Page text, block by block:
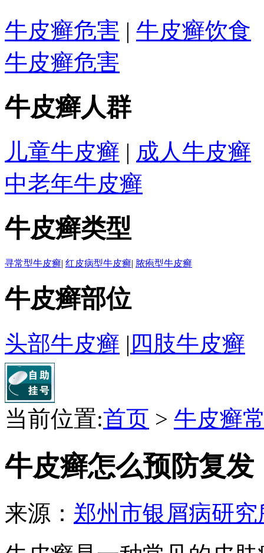
牛皮癣危害 | 牛皮癣饮食
牛皮癣危害
牛皮癣人群
儿童牛皮癣 | 成人牛皮癣
中老年牛皮癣
牛皮癣类型
寻常型牛皮癣| 红皮病型牛皮癣| 脓疱型牛皮癣
牛皮癣部位
头部牛皮癣 | 四肢牛皮癣
当前位置:首页 > 牛皮癣
牛皮癣怎么预防复发
来源： 郑州市银屑病研究